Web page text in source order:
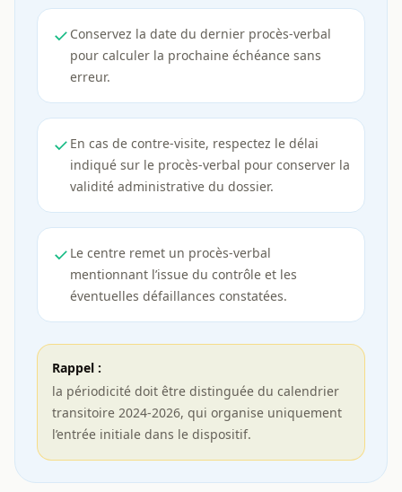
Conservez la date du dernier procès-verbal
pour calculer la prochaine échéance sans
erreur.
En cas de contre-visite, respectez le délai
indiqué sur le procès-verbal pour conserver la
validité administrative du dossier.
Le centre remet un procès-verbal
mentionnant l’issue du contrôle et les
éventuelles défaillances constatées.
Rappel :
la périodicité doit être distinguée du calendrier
transitoire 2024-2026, qui organise uniquement
l’entrée initiale dans le dispositif.